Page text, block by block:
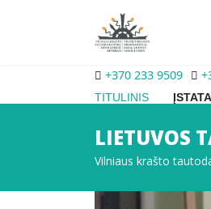
TITULINIS
+370 233 9509
LIETUVOS
Vilniaus krašto